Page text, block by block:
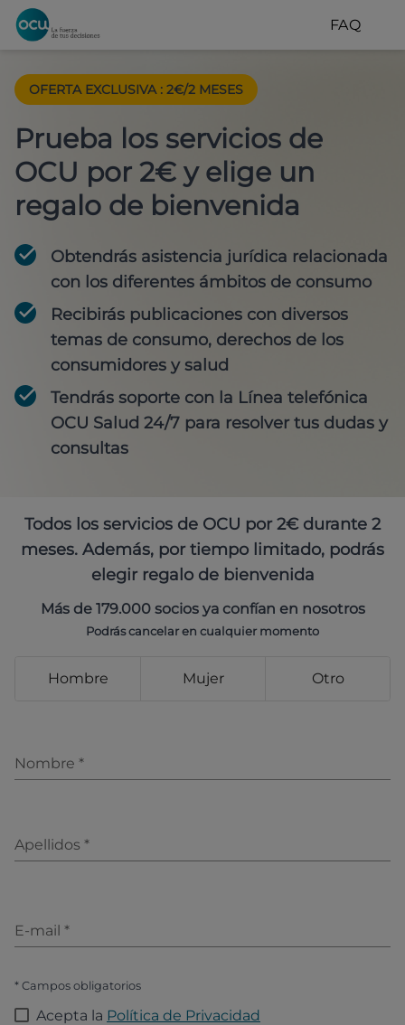
FAQ
OFERTA EXCLUSIVA : 2€/2 MESES
Prueba los servicios de
OCU por 2€ y elige un
regalo de bienvenida
Obtendrás asistencia jurídica relacionada
con los diferentes ámbitos de consumo
Recibirás publicaciones con diversos
temas de consumo, derechos de los
consumidores y salud
Tendrás soporte con la Línea telefónica
OCU Salud 24/7 para resolver tus dudas y
consultas
Todos los servicios de OCU por 2€ durante 2
meses. Además, por tiempo limitado, podrás
elegir regalo de bienvenida
Más de 179.000 socios ya confían en nosotros
Podrás cancelar en cualquier momento
Hombre Mujer Otro
Nombre *
Apellidos *
E-mail *
* Campos obligatorios
Acepta la Política de Privacidad